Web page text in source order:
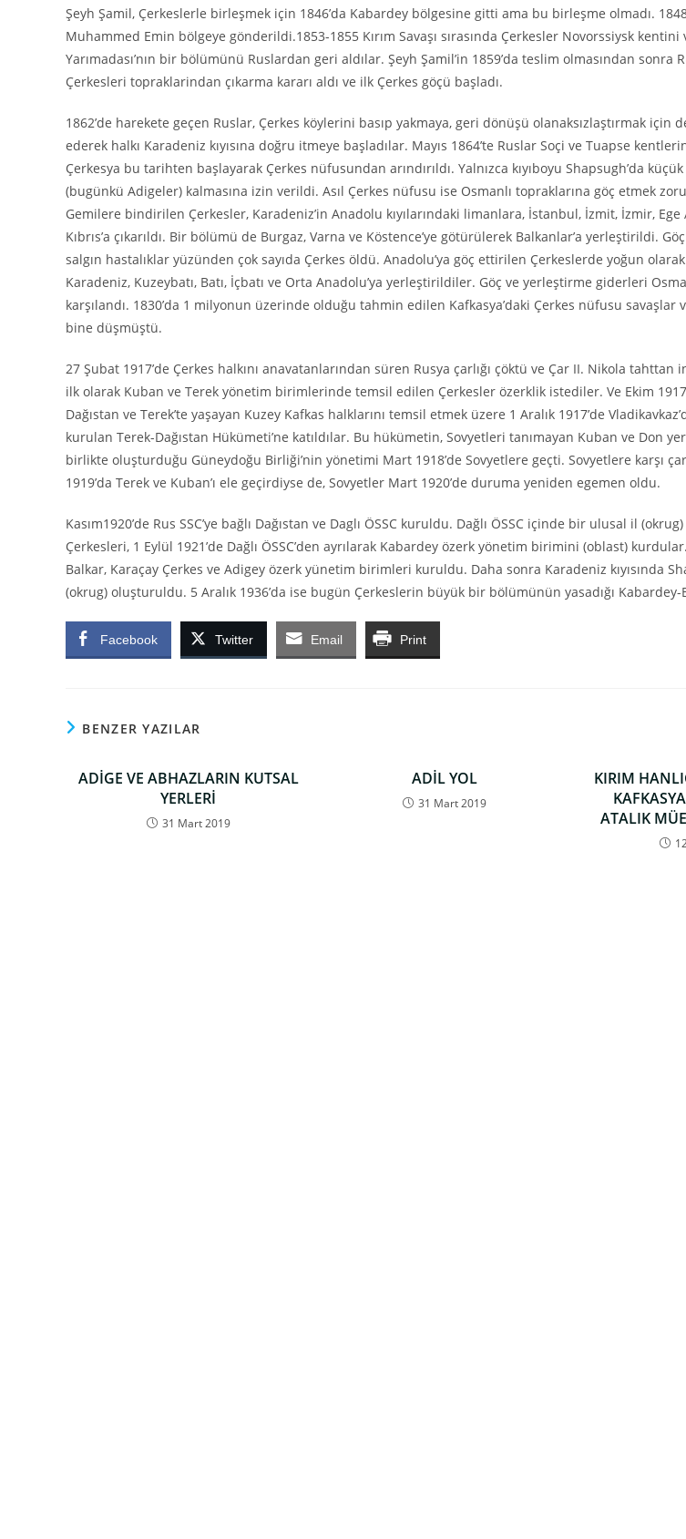
Şeyh Şamil, Çerkeslerle birleşmek için 1846’da Kabardey bölgesine gitti ama bu birleşme olmadı.
Muhammed Emin bölgeye gönderildi.1853-1855 Kırım Savaşı sırasında Çerkesler Novorssiysk kentini
Yarımadası’nın bir bölümünü Ruslardan geri aldılar. Şeyh Şamil’in 1859’da teslim olmasından sonra
Çerkesleri topraklarindan çıkarma kararı aldı ve ilk Çerkes göçü başladı.
1862’de harekete geçen Ruslar, Çerkes köylerini basıp yakmaya, geri dönüşü olanaksızlaştırmak için
ederek halkı Karadeniz kıyısına doğru itmeye başladılar. Mayıs 1864’te Ruslar Soçi ve Tuapse
Çerkesya bu tarihten başlayarak Çerkes nüfusundan arındırıldı. Yalnızca kıyıboyu Shapsugh’da
(bugünkü Adigeler) kalmasına izin verildi. Asıl Çerkes nüfusu ise Osmanlı topraklarına göç etmek
Gemilere bindirilen Çerkesler, Karadeniz’in Anadolu kıyılarındaki limanlara, İstanbul, İzmit, İzmir, Ege
Kıbrıs’a çıkarıldı. Bir bölümü de Burgaz, Varna ve Köstence’ye götürülerek Balkanlar’a yerleştirildi. Göç
salgın hastalıklar yüzünden çok sayıda Çerkes öldü. Anadolu’ya göç ettirilen Çerkeslerde yoğun
Karadeniz, Kuzeybatı, Batı, İçbatı ve Orta Anadolu’ya yerleştirildiler. Göç ve yerleştirme giderleri
karşılandı. 1830’da 1 milyonun üzerinde olduğu tahmin edilen Kafkasya’daki Çerkes nüfusu savaşlar
bine düşmüştü.
27 Şubat 1917’de Çerkes halkını anavatanlarından süren Rusya çarlığı çöktü ve Çar II. Nikola
ilk olarak Kuban ve Terek yönetim birimlerinde temsil edilen Çerkesler özerklik istediler. Ve Ekim
Dağıstan ve Terek’te yaşayan Kuzey Kafkas halklarını temsil etmek üzere 1 Aralık 1917’de
kurulan Terek-Dağıstan Hükümeti’ne katıldılar. Bu hükümetin, Sovyetleri tanımayan Kuban ve Don
birlikte oluşturduğu Güneydoğu Birliği’nin yönetimi Mart 1918’de Sovyetlere geçti. Sovyetlere karşı
1919’da Terek ve Kuban’ı ele geçirdiyse de, Sovyetler Mart 1920’de duruma yeniden egemen oldu.
Kasım1920’de Rus SSC’ye bağlı Dağıstan ve Daglı ÖSSC kuruldu. Dağlı ÖSSC içinde bir ulusal il
Çerkesleri, 1 Eylül 1921’de Dağlı ÖSSC’den ayrılarak Kabardey özerk yönetim birimini (oblast)
Balkar, Karaçay Çerkes ve Adigey özerk yünetim birimleri kuruldu. Daha sonra Karadeniz kıyısında
(okrug) oluşturuldu. 5 Aralık 1936’da ise bugün Çerkeslerin büyük bir bölümünün yasadığı Kabardey-
Facebook Twitter Email Print
BENZER YAZILAR
ADİGE VE ABHAZLARIN KUTSAL
YERLERİ
31 Mart 2019
ADİL YOL
31 Mart 2019
KIRIM
ATALIK